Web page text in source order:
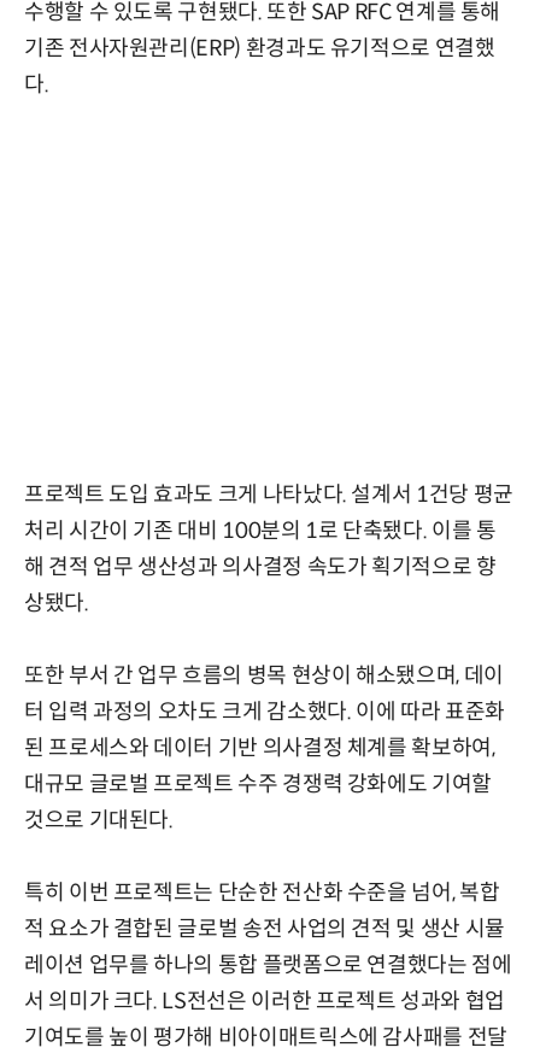
수행할 수 있도록 구현됐다. 또한 SAP RFC 연계를 통해
기존 전사자원관리(ERP) 환경과도 유기적으로 연결했
다.
프로젝트 도입 효과도 크게 나타났다. 설계서 1건당 평균
처리 시간이 기존 대비 100분의 1로 단축됐다. 이를 통
해 견적 업무 생산성과 의사결정 속도가 획기적으로 향
상됐다.
또한 부서 간 업무 흐름의 병목 현상이 해소됐으며, 데이
터 입력 과정의 오차도 크게 감소했다. 이에 따라 표준화
된 프로세스와 데이터 기반 의사결정 체계를 확보하여,
대규모 글로벌 프로젝트 수주 경쟁력 강화에도 기여할
것으로 기대된다.
특히 이번 프로젝트는 단순한 전산화 수준을 넘어, 복합
적 요소가 결합된 글로벌 송전 사업의 견적 및 생산 시뮬
레이션 업무를 하나의 통합 플랫폼으로 연결했다는 점에
서 의미가 크다. LS전선은 이러한 프로젝트 성과와 협업
기여도를 높이 평가해 비아이매트릭스에 감사패를 전달